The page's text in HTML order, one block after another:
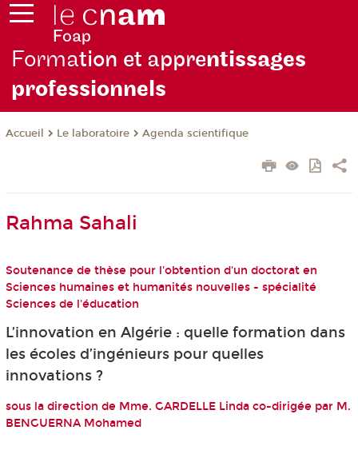
Formation et apprentissages
professionnels
Accueil Le laboratoire Agenda scientifique
Rahma Sahali
Soutenance de thèse pour l'obtention d'un doctorat en
Sciences humaines et humanités nouvelles - spécialité
Sciences de l'éducation
L’innovation en Algérie : quelle formation dans
les écoles d’ingénieurs pour quelles
innovations ?
sous la direction de Mme. GARDELLE Linda co-dirigée par M.
BENGUERNA Mohamed